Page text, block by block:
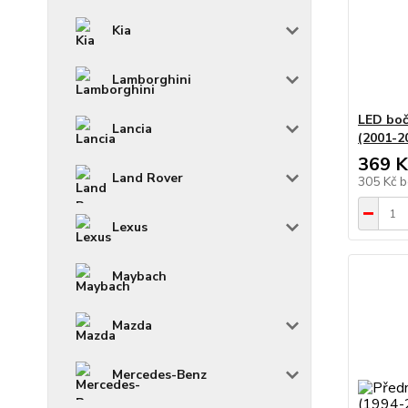
Kia
Lamborghini
Lancia
Land Rover
Lexus
Maybach
Mazda
Mercedes-Benz
LED
(2001-
369
305 Kč